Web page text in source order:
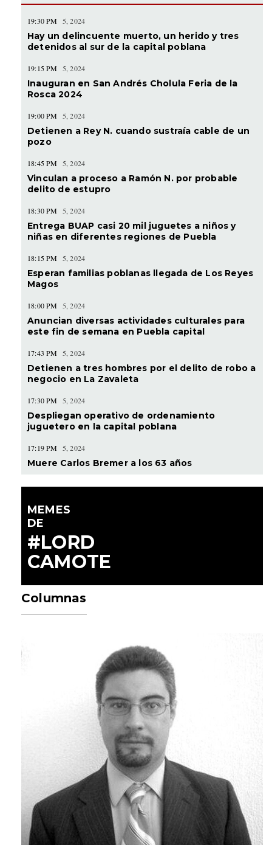
19:30 PM 5, 2024
Hay un delincuente muerto, un herido y tres
detenidos al sur de la capital poblana
19:15 PM 5, 2024
Inauguran en San Andrés Cholula Feria de la
Rosca 2024
19:00 PM 5, 2024
Detienen a Rey N. cuando sustraía cable de un
pozo
18:45 PM 5, 2024
Vinculan a proceso a Ramón N. por probable
delito de estupro
18:30 PM 5, 2024
Entrega BUAP casi 20 mil juguetes a niños y
niñas en diferentes regiones de Puebla
18:15 PM 5, 2024
Esperan familias poblanas llegada de Los Reyes
Magos
18:00 PM 5, 2024
Anuncian diversas actividades culturales para
este fin de semana en Puebla capital
17:43 PM 5, 2024
Detienen a tres hombres por el delito de robo a
negocio en La Zavaleta
17:30 PM 5, 2024
Despliegan operativo de ordenamiento
juguetero en la capital poblana
17:19 PM 5, 2024
Muere Carlos Bremer a los 63 años
MEMES
DE
#LORD
CAMOTE
Columnas